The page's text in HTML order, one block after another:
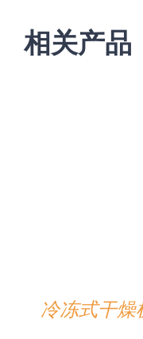
相关产品
冷冻式干燥